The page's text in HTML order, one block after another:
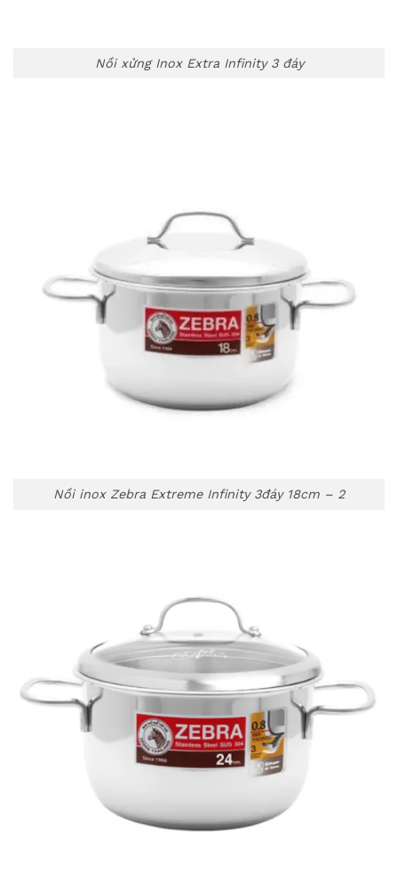
Nồi xửng Inox Extra Infinity 3 đáy
Nồi inox Zebra Extreme Infinity 3đáy 18cm – 2